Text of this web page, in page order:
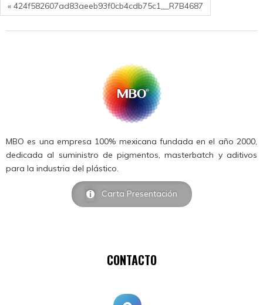
« 424f582607ad83aeeb93f0cb4cdb75c1__R7B4687
MBO es una empresa 100% mexicana fundada en el año 2000,
dedicada al suministro de pigmentos, masterbatch y aditivos
para la industria del plástico.
Carta Presentación
CONTACTO